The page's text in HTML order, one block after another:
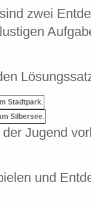
zwei
Stadtpark.
Silbersee.
Jugend
und